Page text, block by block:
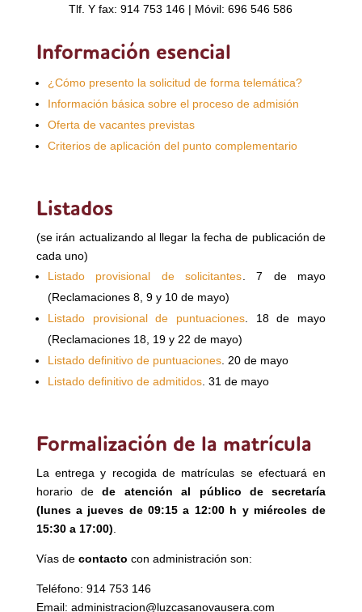
Tlf. Y fax: 914 753 146 | Móvil: 696 546 586
Información esencial
¿Cómo presento la solicitud de forma telemática?
Información básica sobre el proceso de admisión
Oferta de vacantes previstas
Criterios de aplicación del punto complementario
Listados
(se irán actualizando al llegar la fecha de publicación de
cada uno)
Listado provisional de solicitantes. 7 de mayo
(Reclamaciones 8, 9 y 10 de mayo)
Listado provisional de puntuaciones. 18 de mayo
(Reclamaciones 18, 19 y 22 de mayo)
Listado definitivo de puntuaciones. 20 de mayo
Listado definitivo de admitidos. 31 de mayo
Formalización de la matrícula
La entrega y recogida de matrículas se efectuará en
horario dede atención al público de secretaría
(lunes a jueves de 09:15 a 12:00 h y miércoles de
15:30 a 17:00).
Vías de contacto con administración son:
Teléfono: 914 753 146
Email: administracion@luzcasanovausera.com